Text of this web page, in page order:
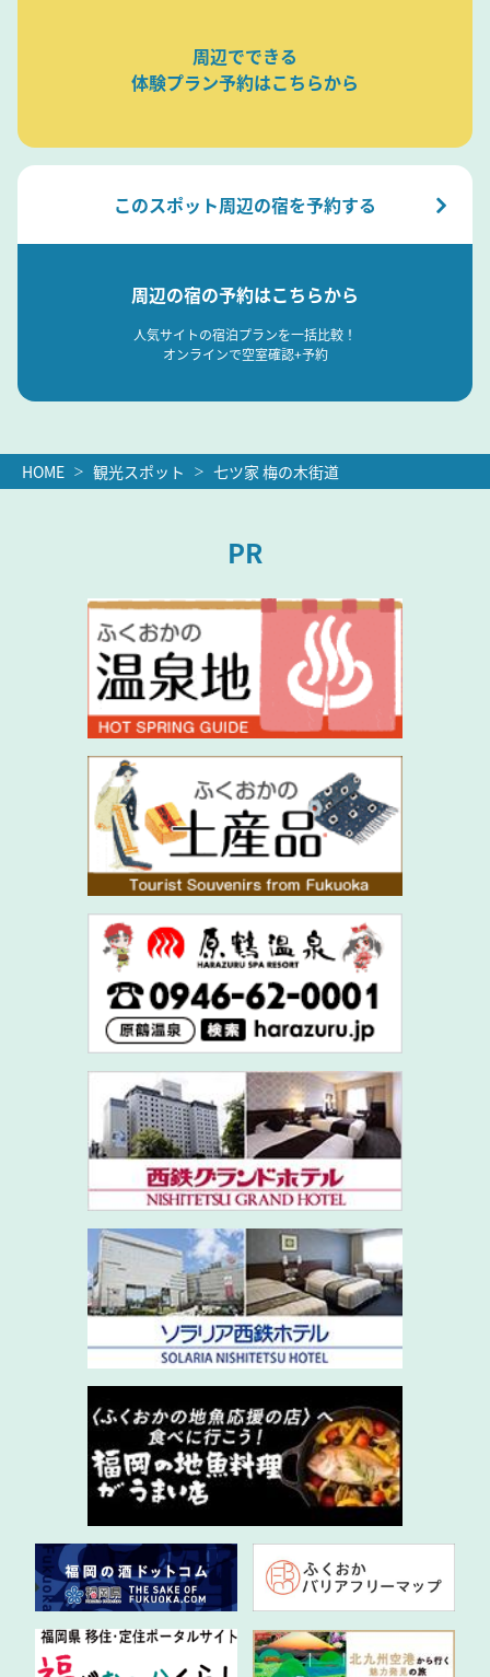
周辺でできる
体験プラン予約はこちらから
このスポット周辺の宿を予約する
周辺の宿の予約はこちらから
人気サイトの宿泊プランを一括比較！
オンラインで空室確認+予約
HOME 観光スポット 七ツ家 梅の木街道
PR